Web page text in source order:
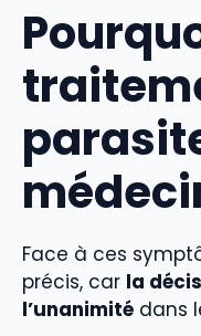
Face à ces
précis, car la
l’unanimité dans